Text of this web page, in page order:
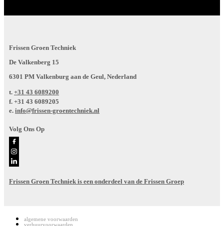
Frissen Groen Techniek
De Valkenberg 15
6301 PM Valkenburg aan de Geul, Nederland
t. +31 43 6089200
f. +31 43 6089205
e. info@frissen-groentechniek.nl
Volg Ons Op
Frissen Groen Techniek is een onderdeel van de Frissen Groep
algemene voorwaarden
verhuurvoorwaarden